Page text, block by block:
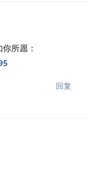
所愿：
回复